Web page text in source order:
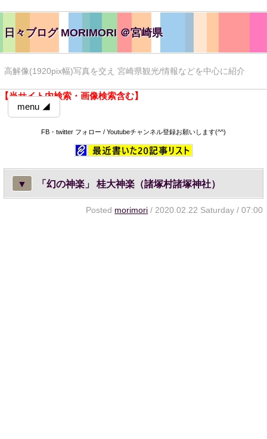
日々ブログ MORIMORI ＠宮崎県
高解像(1920pix幅)写真を交え 宮崎県観光/情報などを中心に紹介
【当サイト内検索・画像検索含む】
menu ◢
FB・twitter フォロー / Youtubeチャンネル登録お願いします(^^)
▼ 「幻の神楽」 桂大神楽（諸塚村諸塚神社）
Posted morimori / 2020.02.22 Saturday / 07:00